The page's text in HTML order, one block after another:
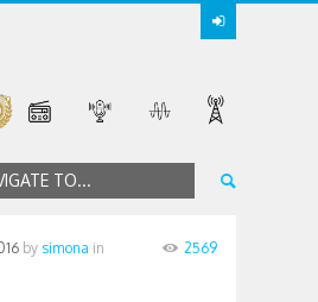
TO...
by simona in
2569